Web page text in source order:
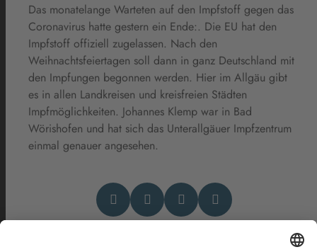
Das monatelange Warteten auf den Impfstoff gegen das
Coronavirus hatte gestern ein Ende:. Die EU hat den
Impfstoff offiziell zugelassen. Nach den
Weihnachtsfeiertagen soll dann in ganz Deutschland mit
den Impfungen begonnen werden. Hier im Allgäu gibt
es in allen Landkreisen und kreisfreien Städten
Impfmöglichkeiten. Johannes Klemp war in Bad
Wörishofen und hat sich das Unterallgäuer Impfzentrum
einmal genauer angesehen.